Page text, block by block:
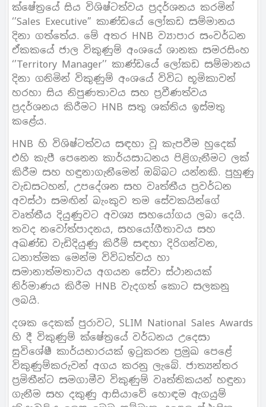
ක්ෂේත‍්‍රයේ සිය විශිෂ්ටත්වය ප‍්‍රදර්ශනය කරමින්
‘’Sales Executive” කාණ්ඩයේ ලෝකඩ සම්මානය
දිනා ගත්තේය. මේ අතර HNB ව්‍යාපාර සංවර්ධන
ඒකකයේ ජාල විකුණුම් අංශයේ ශානක සමරසිංහ
‘’Territory Manager’’ කාණ්ඩයේ ලෝකඩ සම්මානය
දිනා ගනිමින් විකුණුම් අංශයේ විවිධ භූමිකාවන්
හරහා සිය නිපුණතාවය සහ ප‍්‍රවීණත්වය
ප‍්‍රදර්ශනය කිරීමට HNB සතු ශක්තිය ඉස්මතු
කළේය.
HNB හි විශිෂ්ටත්වය සඳහා වූ කැපවීම හුදෙක්
එහි කැපී පෙනෙන කාර්යසාධනය පිළිගැනීමට ලක්
කිරීම සහ හඳුනාගැනීමෙන් ඔබ්බට යන්නකි. පුහුණු
වැඩසටහන්, උපදේශන සහ වෘත්තීය ප‍්‍රවර්ධන
අවස්ථා සමඟින් බැංකුව තම සේවකයින්ගේ
වෘත්තීය දියුණුවට අවශ්‍ය සහයෝගය ලබා දෙයි.
තවද නවෝත්පාදනය, සහයෝගීතාවය සහ
අඛණ්ඩ වැඩිදියුණු කිරීම් සඳහා දිරිගන්වන,
ධනාත්මක මෙන්ම විවිධත්වය හා
සමානාත්මතාවය අගයන සේවා ස්ථානයක්
නිර්මාණය කිරීම HNB වැදගත් කොට සලකනු
ලබයි.
දශක දෙකක් පුරාවට, SLIM National Sales Awards
හි දී විකුණුම් ක්ෂේත‍්‍රයේ වර්ධනය උදෙසා
සුවිශේෂී කාර්යභාරයක් ඉටුකරන ප‍්‍රමුඛ පෙළේ
විකුණුම්කරුවන් අගය කරනු ලැබේ. ජාත්‍යන්තර
ප‍්‍රමිතීන්ට සමගාමීව විකුණුම් වෘත්තිකයන් හඳුනා
ගැනීම සහ දකුණු ආසියාවේ හොඳම ඇගයුම්